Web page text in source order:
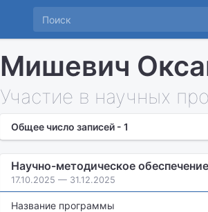
Мишевич
Участие в научных
Общее число записей - 1
Научно-методическое
17.10.2025 — 31.12.2025
Название программы